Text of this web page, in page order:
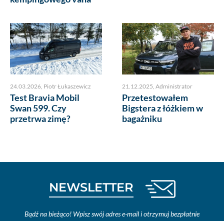
24.03.2026 Piotr Łukaszewicz
Test Bravia Mobil
Swan 599. Czy
przetrwa zimę?
21.12.2025 Administrator
Przetestowałem
Bigstera z łóżkiem w
bagażniku
NEWSLETTER
Bądź na bieżąco! Wpisz swój adres e-mail i otrzymuj bezpłatnie